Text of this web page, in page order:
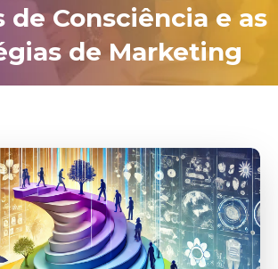
de Consciência e as
de Marketing